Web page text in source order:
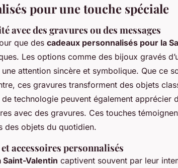
pour une touche spéciale
avec des gravures ou des messages
que des cadeaux personnalisés pour la
Les options comme des bijoux gravés
attention sincère et symbolique. Que ce
ces gravures transforment des objets
technologie peuvent également apprécier
avec des gravures. Ces touches
des objets du quotidien.
accessoires personnalisés
Valentin captivent souvent par leur